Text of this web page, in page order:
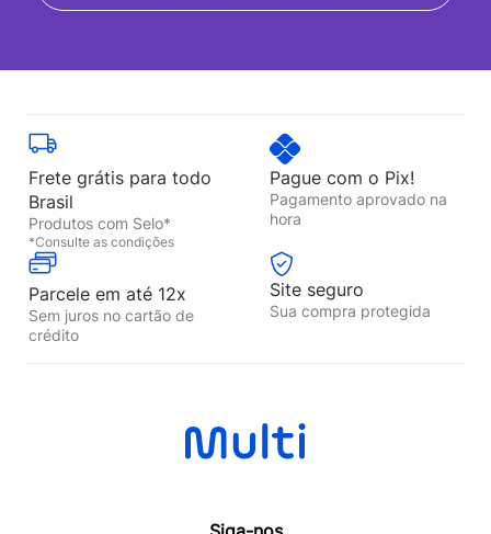
Frete grátis para todo
Brasil
Produtos com Selo*
*Consulte as condições
Pague com o Pix!
Pagamento aprovado na
hora
Parcele em até 12x
Sem juros no cartão de
crédito
Site seguro
Sua compra protegida